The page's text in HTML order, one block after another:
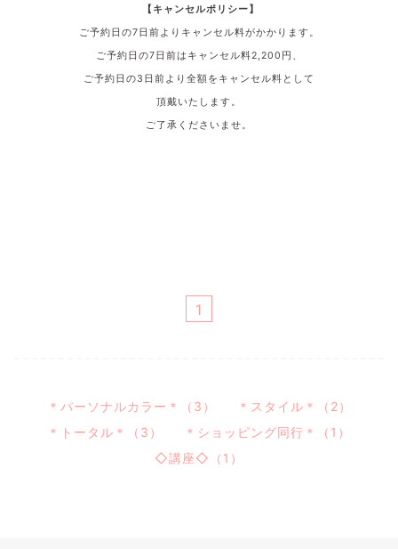
【キャンセルポリシー】
ご予約日の7日前よりキャンセル料がかかります。
ご予約日の7日 前はキャンセル料2,200 円、
ご予約日の3 日前より全額をキャンセル料として
頂戴いたします。
ご了承くださいませ。
1
＊パーソナルカラー＊（3）
＊スタイル＊（2）
＊トータル＊（3）
＊ショッピング同行＊（1）
◇講座◇（1）